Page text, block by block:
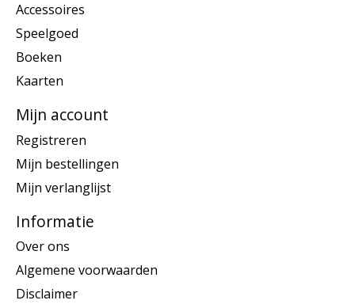
Accessoires
Speelgoed
Boeken
Kaarten
Mijn account
Registreren
Mijn bestellingen
Mijn verlanglijst
Informatie
Over ons
Algemene voorwaarden
Disclaimer